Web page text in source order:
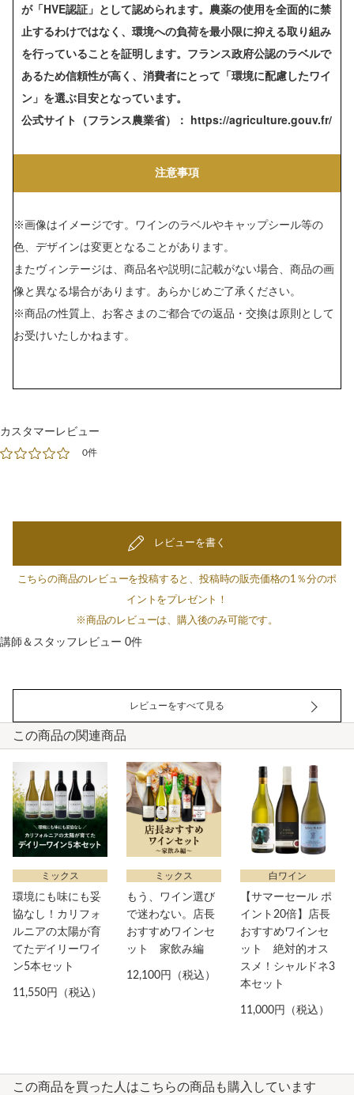
が「HVE認証」として認められます。農薬の使用を全面的に禁
止するわけではなく、環境への負荷を最小限に抑える取り組み
を行っていることを証明します。フランス政府公認のラベルで
あるため信頼性が高く、消費者にとって「環境に配慮したワイ
ン」を選ぶ目安となっています。
公式サイト（フランス農業省）： https://agriculture.gouv.fr/
注意事項
※画像はイメージです。ワインのラベルやキャップシール等の
色、デザインは変更となることがあります。
またヴィンテージは、商品名や説明に記載がない場合、商品の画
像と異なる場合があります。あらかじめご了承ください。
※商品の性質上、お客さまのご都合での返品・交換は原則として
お受けいたしかねます。
カスタマーレビュー
0件
レビューを書く
こちらの商品のレビューを投稿すると、投稿時の販売価格の1％分のポ
イントをプレゼント！
※商品のレビューは、購入後のみ可能です。
講師＆スタッフレビュー 0件
レビューをすべて見る
この商品の関連商品
ミックス
環境にも味にも妥
協なし！カリフォ
ルニアの太陽が育
てたデイリーワイ
ン5本セット
11,550円（税込）
ミックス
もう、ワイン選び
で迷わない。店長
おすすめワインセ
ット 家飲み編
12,100円（税込）
白ワイン
【サマーセール ポ
イント20倍】店長
おすすめワインセ
ット 絶対的オス
スメ！シャルドネ3
本セット
11,000円（税込）
この商品を買った人はこちらの商品も購入しています